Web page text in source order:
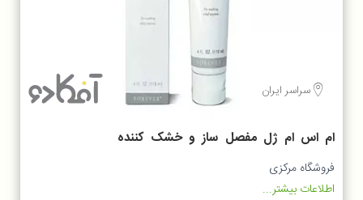
سراسر ایران
ام اس ام ژل مفصل ساز و خشک کننده
جوشAloe MSM Gel
فروشگاه مرکزی
اطلاعات بیشتر...